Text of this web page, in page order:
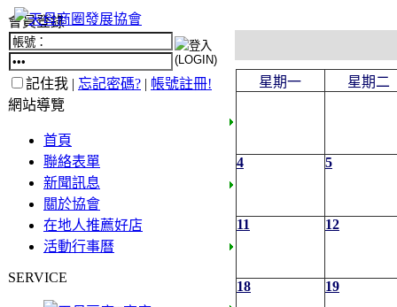
會員登錄
記住我 | 忘記密碼? | 帳號註冊!
網站導覽
首頁
聯絡表單
新聞訊息
關於協會
在地人推薦好店
活動行事曆
SERVICE
星期一 星期二
4 5
11 12
18 19